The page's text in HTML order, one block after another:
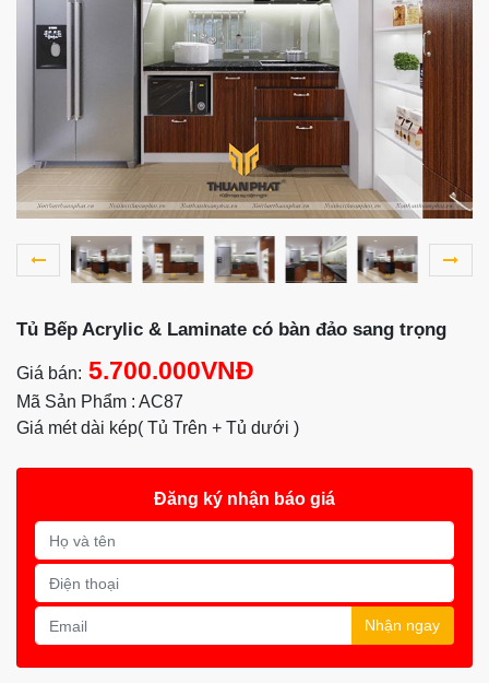
Tủ Bếp Acrylic & Laminate có bàn đảo sang trọng
Giá bán: 5.700.000VNĐ
Mã Sản Phẩm : AC87
Giá mét dài kép( Tủ Trên + Tủ dưới )
Đăng ký nhận báo giá
Nhận ngay